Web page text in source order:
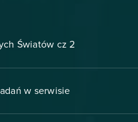
Światów cz 2
w serwisie